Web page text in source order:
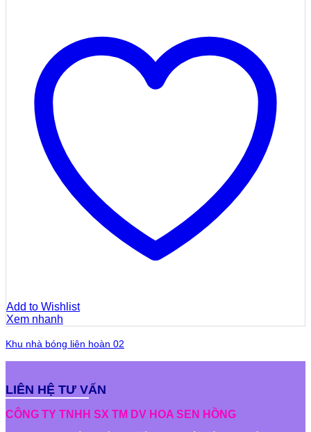
Add to Wishlist
Xem nhanh
Khu nhà bóng liên hoàn 02
LIÊN HỆ TƯ VẤN
CÔNG TY TNHH SX TM DV HOA SEN HỒNG